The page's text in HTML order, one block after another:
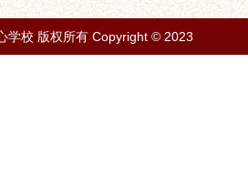
学校 版权所有 Copyright © 2023